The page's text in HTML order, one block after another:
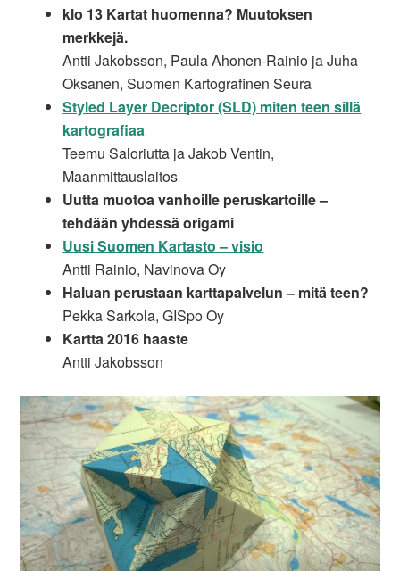
klo 13 Kartat huomenna? Muutoksen
merkkejä.
Antti Jakobsson, Paula Ahonen-Rainio ja Juha
Oksanen, Suomen Kartografinen Seura
Styled Layer Decriptor (SLD) miten teen sillä
kartografiaa
Teemu Saloriutta ja Jakob Ventin,
Maanmittauslaitos
Uutta muotoa vanhoille peruskartoille –
tehdään yhdessä origami
Uusi Suomen Kartasto – visio
Antti Rainio, Navinova Oy
Haluan perustaan karttapalvelun – mitä teen?
Pekka Sarkola, GISpo Oy
Kartta 2016 haaste
Antti Jakobsson